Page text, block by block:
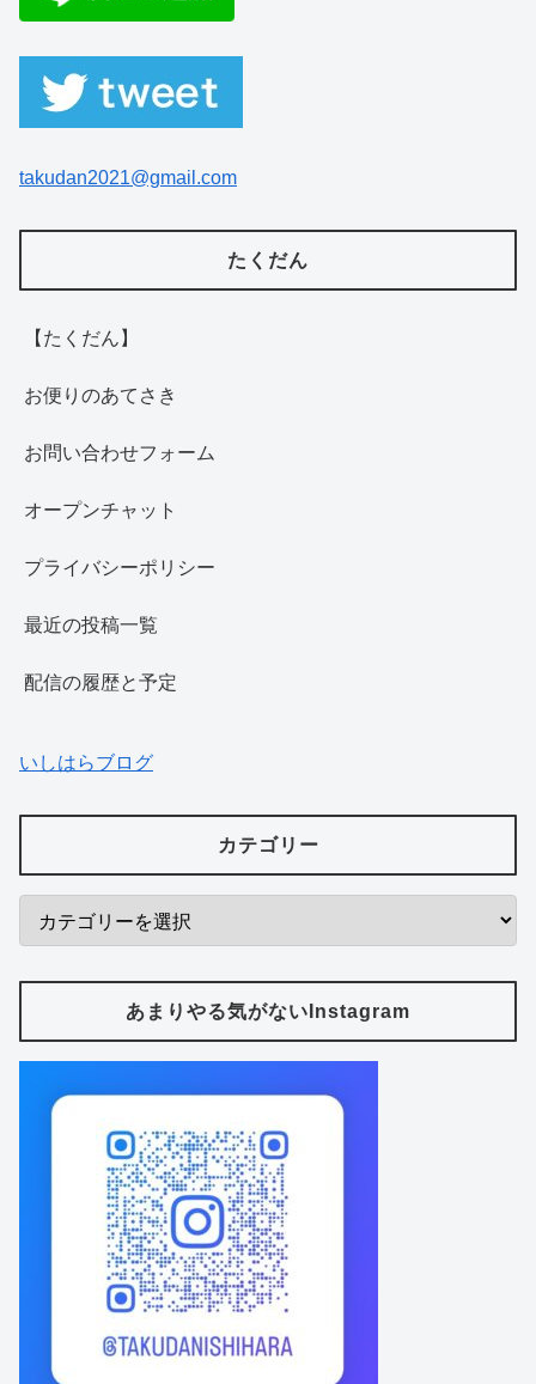
takudan2021@gmail.com
たくだん
【たくだん】
お便りのあてさき
お問い合わせフォーム
オープンチャット
プライバシーポリシー
最近の投稿一覧
配信の履歴と予定
いしはらブログ
カテゴリー
あまりやる気がないInstagram